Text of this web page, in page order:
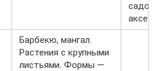
Барбекю, мангал.
Растения с крупными
листьями. Формы —